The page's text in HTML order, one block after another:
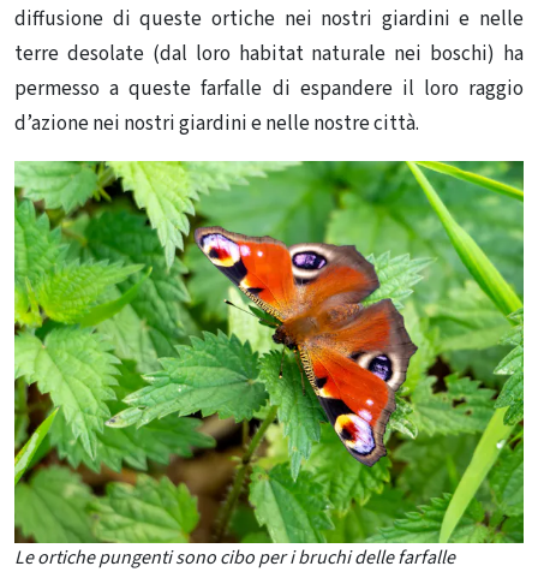
diffusione di queste ortiche nei nostri giardini e nelle
terre desolate (dal loro habitat naturale nei boschi) ha
permesso a queste farfalle di espandere il loro raggio
d’azione nei nostri giardini e nelle nostre città.
Le ortiche pungenti sono cibo per i bruchi delle farfalle